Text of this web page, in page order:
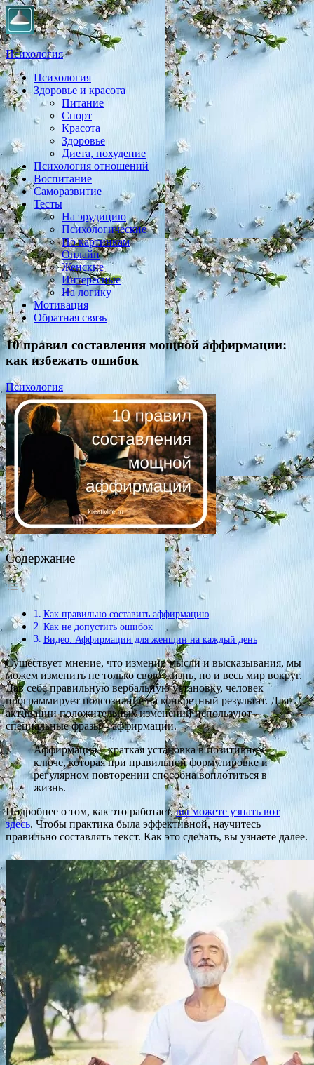
Психология
Практическая психология, личностный рост, экология,
здоровье, воспитание,
Психология
Здоровье и красота
Питание
Спорт
Красота
Здоровье
Диета, похудение
Психология отношений
Воспитание
Саморазвитие
Тесты
На эрудицию
Психологические
По картинкам
Онлайн
Женские
Интересные
На логику
Мотивация
Обратная связь
10 правил составления мощной аффирмации:
как избежать ошибок
Психология
Содержание
Как правильно составить аффирмацию
Как не допустить ошибок
Видео: Аффирмации для женщин на каждый день
Существует мнение, что изменив мысли и высказывания, мы
можем изменить не только свою жизнь, но и весь мир вокруг.
Дав себе правильную вербальную установку, человек
программирует подсознание на конкретный результат. Для
активации положительных изменений используют
специальные фразы – аффирмации.
Аффирмация – краткая установка в позитивном
ключе, которая при правильной формулировке и
регулярном повторении способна воплотиться в
жизнь.
Подробнее о том, как это работает,вы можете узнать вот
здесь. Чтобы практика была эффективной, научитесь
правильно составлять текст. Как это сделать, вы узнаете далее.